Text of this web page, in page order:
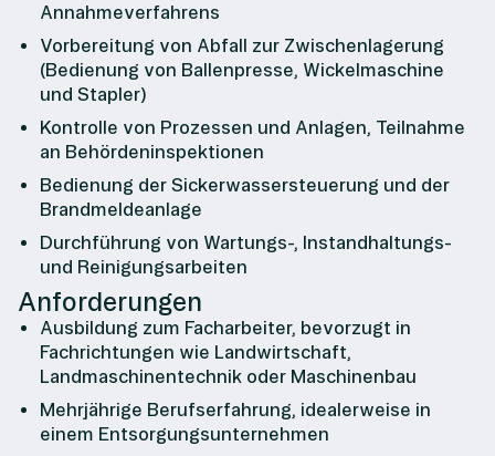
Annahmeverfahrens
Vorbereitung von Abfall zur Zwischenlagerung
(Bedienung von Ballenpresse, Wickelmaschine
und Stapler)
Kontrolle von Prozessen und Anlagen, Teilnahme
an Behördeninspektionen
Bedienung der Sickerwassersteuerung und der
Brandmeldeanlage
Durchführung von Wartungs-, Instandhaltungs-
und Reinigungsarbeiten
Anforderungen
Ausbildung zum Facharbeiter, bevorzugt in
Fachrichtungen wie Landwirtschaft,
Landmaschinentechnik oder Maschinenbau
Mehrjährige Berufserfahrung, idealerweise in
einem Entsorgungsunternehmen